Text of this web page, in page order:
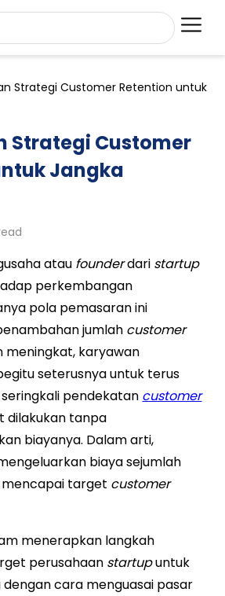
Strategi Customer Retention untuk
Strategi Customer
Jangka
atau founderdari startup
perkembangan
pola pemasaran ini
jumlah customer
meningkat, karyawan
seterusnya untuk terus
pendekatan customer
dilakukan tanpa
biayanya. Dalam arti,
biaya sejumlah
target customer
menerapkan langkah
perusahaan startupuntuk
cara menguasai pasar